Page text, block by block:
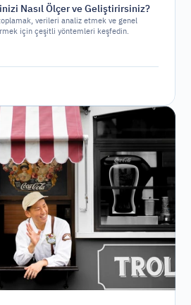
Nasıl Ölçer ve Geliştirirsiniz?
verileri analiz etmek ve genel
için çeşitli yöntemleri keşfedin.